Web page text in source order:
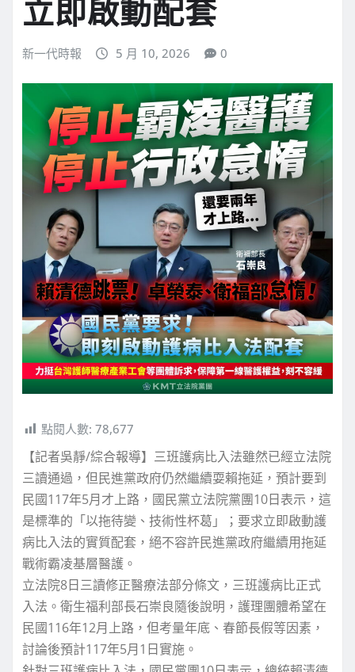
立即啟動配套
新一代時報 5 月 10, 2026 0
點閱人數: 78,677
【記者吳靜/綜合報導】三班護病比入法雖然已經立法院
三讀通過，但民進黨政府仍然繼續耍賴拖延，預計要到
民國117年5月才上路，國民黨立法院黨團10日表示，這
是標準的「以拖待變、技術性杯葛」；要求立即啟動護
病比入法的實質配套，絕不容許民進黨政府繼續用拖延
戰術霸凌基層醫護。
立法院8日三讀修正醫療法部分條文，三班護病比正式
入法。衛生福利部長石崇良隨後說明，護理團體希望在
民國116年12月上路，但考量年底、春節長假等因素，
討論後預計117年5月1日實施。